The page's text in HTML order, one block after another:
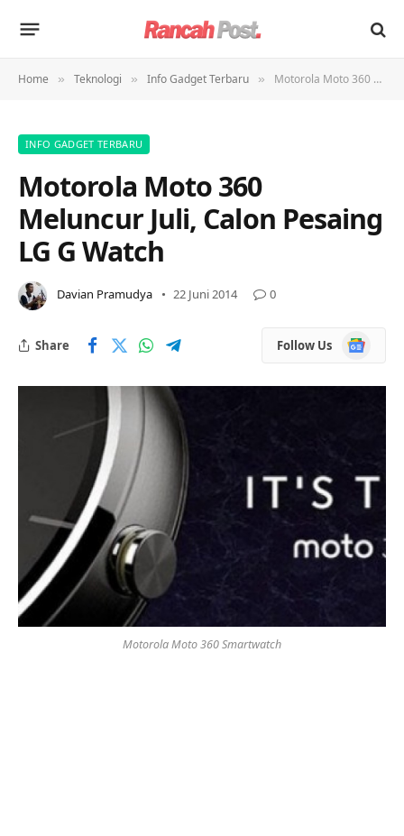
Home » Teknologi » Info Gadget Terbaru » Motorola Moto 360 Meluncur Juli, Calon Pesaing LG G Watch
INFO GADGET TERBARU
Motorola Moto 360
Meluncur Juli, Calon Pesaing
LG G Watch
Davian Pramudya 22 Juni 2014 0
Share Follow Us
Google
News
Motorola Moto 360 Smartwatch